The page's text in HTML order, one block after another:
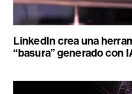
LinkedIn crea una
“basura” generado con